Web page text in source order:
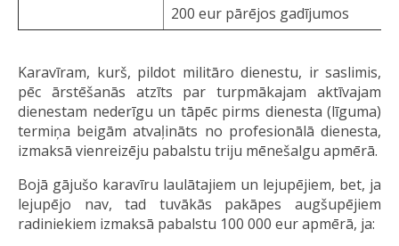
200 eur pārējos gadījumos
Karavīram, kurš, pildot militāro dienestu, ir saslimis,
pēc ārstēšanās atzīts par turpmākajam aktīvajam
dienestam nederīgu un tāpēc pirms dienesta (līguma)
termiņa beigām atvaļināts no profesionālā dienesta,
izmaksā vienreizēju pabalstu triju mēnešalgu apmērā.
Bojā gājušo karavīru laulātajiem un lejupējiem, bet, ja
lejupējo nav, tad tuvākās pakāpes augšupējiem
radiniekiem izmaksā pabalstu 100 000 eur apmērā, ja: